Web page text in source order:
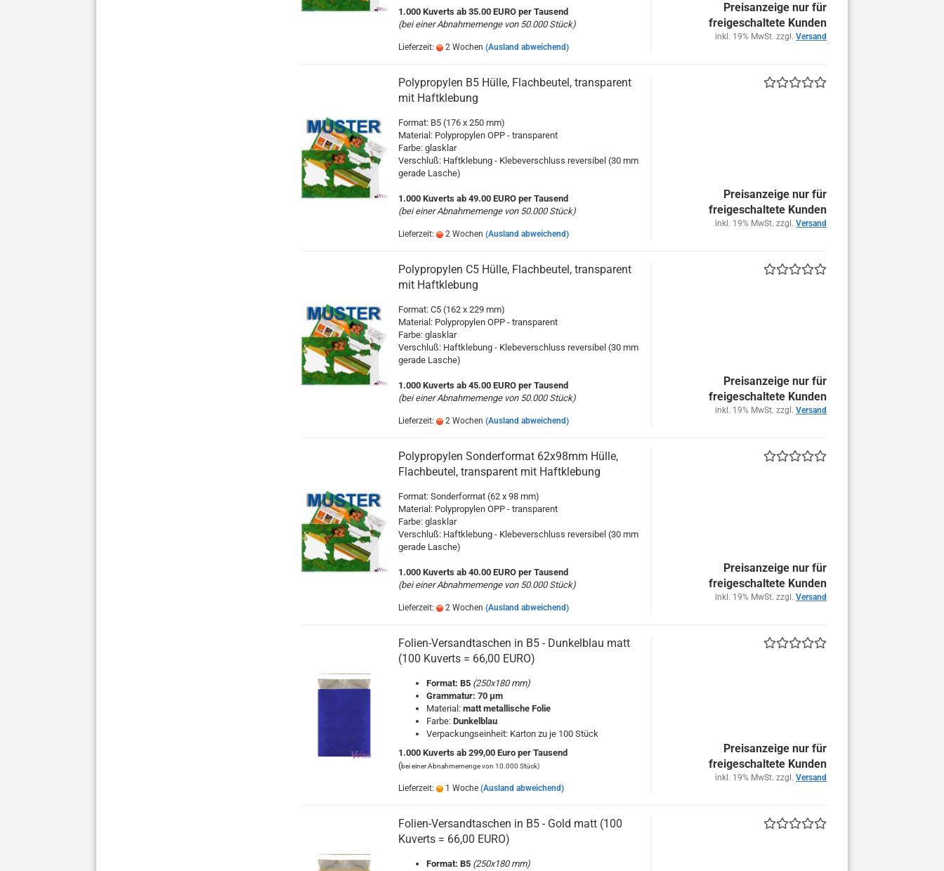
1.000 Kuverts ab 35.00 EURO per Tausend
(bei einer Abnahmemenge von 50.000 Stück)
Lieferzeit: 2 Wochen (Ausland abweichend)
Preisanzeige nur für
freigeschaltete Kunden
inkl. 19% MwSt. zzgl. Versand
Polypropylen B5 Hülle, Flachbeutel, transparent
mit Haftklebung
Format: B5 (176 x 250 mm)
Material: Polypropylen OPP - transparent
Farbe: glasklar
Verschluß: Haftklebung - Klebeverschluss reversibel (30 mm
gerade Lasche)
1.000 Kuverts ab 49.00 EURO per Tausend
(bei einer Abnahmemenge von 50.000 Stück)
Lieferzeit: 2 Wochen (Ausland abweichend)
Preisanzeige nur für
freigeschaltete Kunden
inkl. 19% MwSt. zzgl. Versand
Polypropylen C5 Hülle, Flachbeutel, transparent
mit Haftklebung
Format: C5 (162 x 229 mm)
Material: Polypropylen OPP - transparent
Farbe: glasklar
Verschluß: Haftklebung - Klebeverschluss reversibel (30 mm
gerade Lasche)
1.000 Kuverts ab 45.00 EURO per Tausend
(bei einer Abnahmemenge von 50.000 Stück)
Lieferzeit: 2 Wochen (Ausland abweichend)
Preisanzeige nur für
freigeschaltete Kunden
inkl. 19% MwSt. zzgl. Versand
Polypropylen Sonderformat 62x98mm Hülle,
Flachbeutel, transparent mit Haftklebung
Format: Sonderformat (62 x 98 mm)
Material: Polypropylen OPP - transparent
Farbe: glasklar
Verschluß: Haftklebung - Klebeverschluss reversibel (30 mm
gerade Lasche)
1.000 Kuverts ab 40.00 EURO per Tausend
(bei einer Abnahmemenge von 50.000 Stück)
Lieferzeit: 2 Wochen (Ausland abweichend)
Preisanzeige nur für
freigeschaltete Kunden
inkl. 19% MwSt. zzgl. Versand
Folien-Versandtaschen in B5 - Dunkelblau matt
(100 Kuverts = 66,00 EURO)
Format: B5 (250x180 mm)
Grammatur: 70 μm
Material: matt metallische Folie
Farbe: Dunkelblau
Verpackungseinheit: Karton zu je 100 Stück
1.000 Kuverts ab 299,00 Euro per Tausend
(bei einer Abnahmemenge von 10.000 Stück)
Lieferzeit: 1 Woche (Ausland abweichend)
Preisanzeige nur für
freigeschaltete Kunden
inkl. 19% MwSt. zzgl. Versand
Folien-Versandtaschen in B5 - Gold matt (100
Kuverts = 66,00 EURO)
Format: B5 (250x180 mm)